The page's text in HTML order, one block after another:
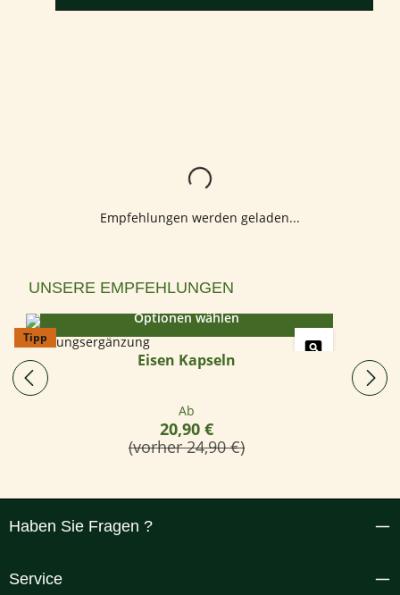
Lädt...
Empfehlungen werden geladen...
Produktgalerie überspringen
UNSERE EMPFEHLUNGEN
Tipp
Optionen wählen
Eisen Kapseln
Regulärer Preis:
Ab
20,90 €
(vorher 24,90 €)
Haben Sie Fragen ?
Service